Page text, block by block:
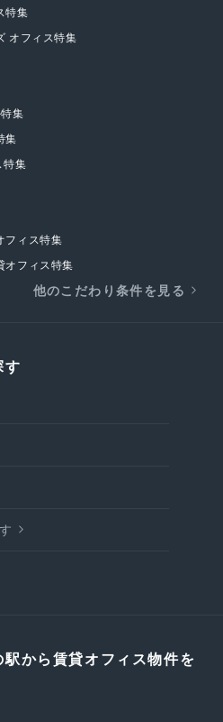
特集
オフィス特集
集
集
特集
フィス特集
オフィス特集
他のこだわり条件を見る
す
から賃貸オフィス物件を